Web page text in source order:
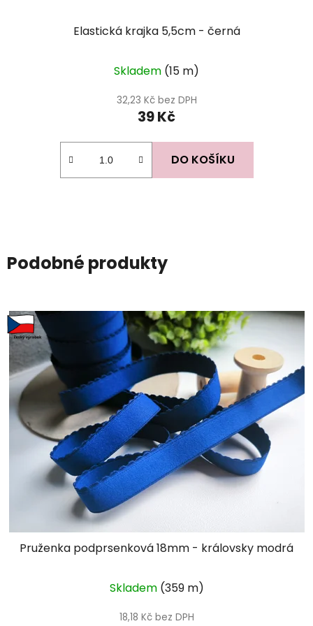
Elastická krajka 5,5cm - černá
Skladem (15 m)
32,23 Kč bez DPH
39 Kč
DO KOŠÍKU
Podobné produkty
Pruženka podprsenková 18mm - královsky modrá
Skladem (359 m)
18,18 Kč bez DPH